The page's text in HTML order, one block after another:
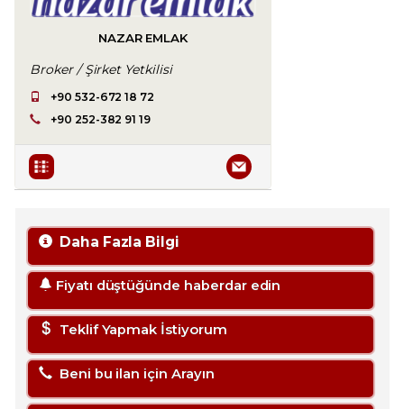
NAZAR EMLAK
Broker / Şirket Yetkilisi
+90 532-672 18 72
+90 252-382 91 19
Daha Fazla Bilgi
Fiyatı düştüğünde haberdar edin
Teklif Yapmak İstiyorum
Beni bu ilan için Arayın